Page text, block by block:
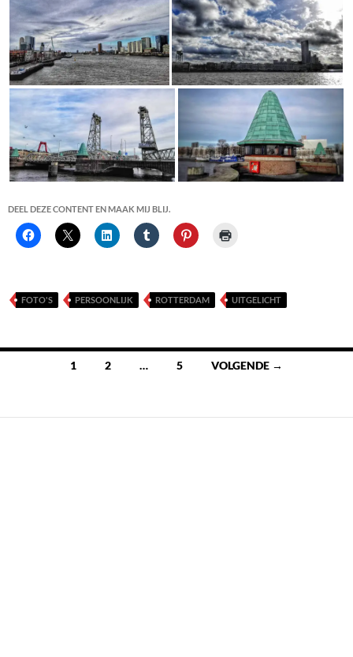
DEEL DEZE CONTENT EN MAAK MIJ BLIJ.
FOTO'S PERSOONLIJK ROTTERDAM UITGELICHT
Berichten
1 2 … 5 VOLGENDE →